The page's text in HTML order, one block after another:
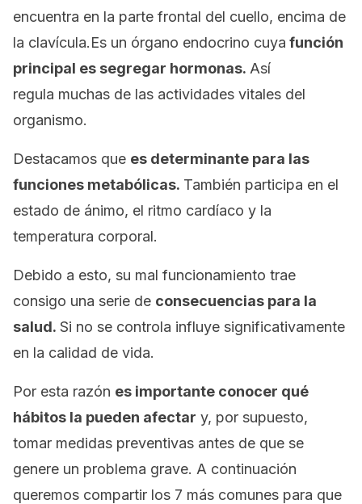
encuentra en la parte frontal del cuello, encima de
la clavícula.Es un órgano endocrino cuya función
principal es segregar hormonas. Así
regula muchas de las actividades vitales del
organismo.
Destacamos que es determinante para las
funciones metabólicas. También participa en el
estado de ánimo, el ritmo cardíaco y la
temperatura corporal.
Debido a esto, su mal funcionamiento trae
consigo una serie de consecuencias para la
salud. Si no se controla influye significativamente
en la calidad de vida.
Por esta razón es importante conocer qué
hábitos la pueden afectar y, por supuesto,
tomar medidas preventivas antes de que se
genere un problema grave. A continuación
queremos compartir los 7 más comunes para que